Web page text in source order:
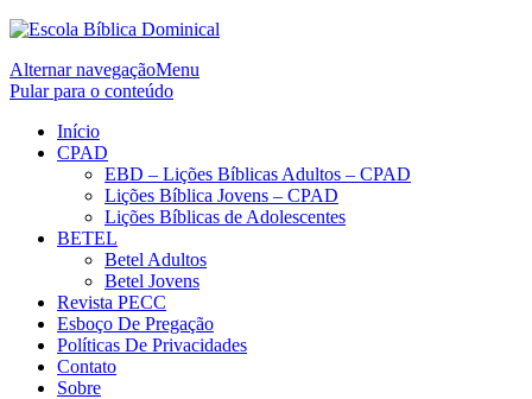
Alternar navegaçãoMenu
Pular para o conteúdo
Início
CPAD
EBD – Lições Bíblicas Adultos – CPAD
Lições Bíblica Jovens – CPAD
Lições Bíblicas de Adolescentes
BETEL
Betel Adultos
Betel Jovens
Revista PECC
Esboço De Pregação
Políticas De Privacidades
Contato
Sobre